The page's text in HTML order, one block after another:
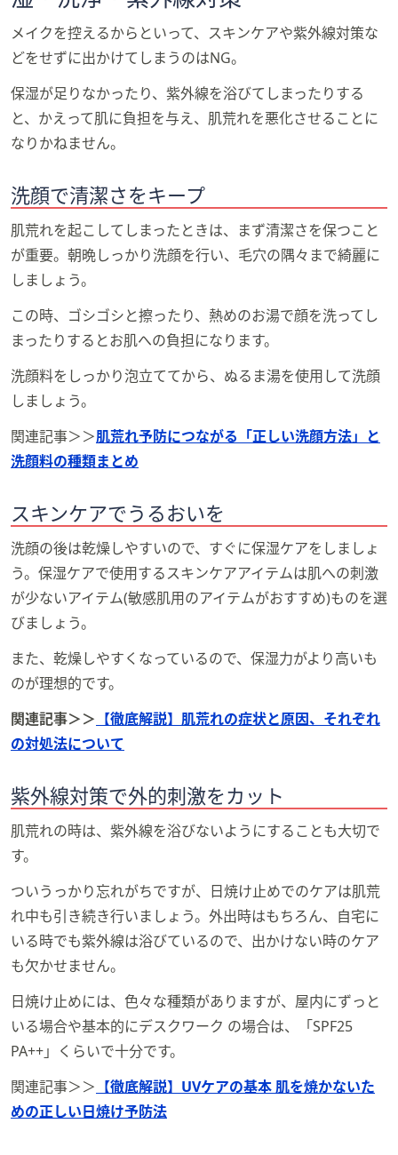
メイクを控えるからといって、スキンケアや紫外線対策な
どをせずに出かけてしまうのはNG。
保湿が足りなかったり、紫外線を浴びてしまったりする
と、かえって肌に負担を与え、肌荒れを悪化させることに
なりかねません。
洗顔で清潔さをキープ
肌荒れを起こしてしまったときは、まず清潔さを保つこと
が重要。朝晩しっかり洗顔を行い、毛穴の隅々まで綺麗に
しましょう。
この時、ゴシゴシと擦ったり、熱めのお湯で顔を洗ってし
まったりするとお肌への負担になります。
洗顔料をしっかり泡立ててから、ぬるま湯を使用して洗顔
しましょう。
関連記事＞＞肌荒れ予防につながる「正しい洗顔方法」と
洗顔料の種類まとめ
スキンケアでうるおいを
洗顔の後は乾燥しやすいので、すぐに保湿ケアをしましょ
う。保湿ケアで使用するスキンケアアイテムは肌への刺激
が少ないアイテム(敏感肌用のアイテムがおすすめ)ものを選
びましょう。
また、乾燥しやすくなっているので、保湿力がより高いも
のが理想的です。
関連記事＞＞ 【徹底解説】肌荒れの症状と原因、それぞれ
の対処法について
紫外線対策で外的刺激をカット
肌荒れの時は、紫外線を浴びないようにすることも大切で
す。
ついうっかり忘れがちですが、日焼け止めでのケアは肌荒
れ中も引き続き行いましょう。外出時はもちろん、自宅に
いる時でも紫外線は浴びているので、出かけない時のケア
も欠かせません。
日焼け止めには、色々な種類がありますが、屋内にずっと
いる場合や基本的にデスクワーク の場合は、「SPF25
PA++」くらいで十分です。
関連記事＞＞ 【徹底解説】UVケアの基本 肌を焼かないた
めの正しい日焼け予防法